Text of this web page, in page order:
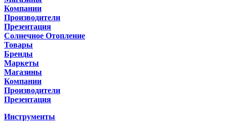
Компании
Производители
Презентация
Солнечное Отопление
Товары
Бренды
Маркеты
Магазины
Компании
Производители
Презентация
Инструменты